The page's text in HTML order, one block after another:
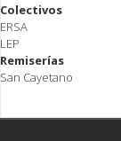
Colectivos
ERSA
LEP
Remiserías
San Cayetano